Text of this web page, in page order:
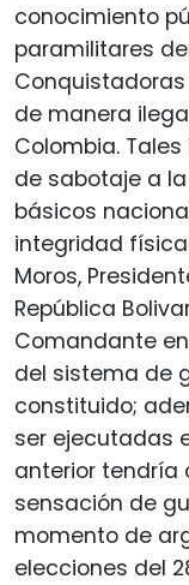
conocimiento
paramilitares
de manera
Colombia.
de sabotaje a
básicos
integridad
Moros,
República
Comandante
del sistema de
constituido;
ser ejecutadas
anterior tendría
sensación de
momento de
elecciones del